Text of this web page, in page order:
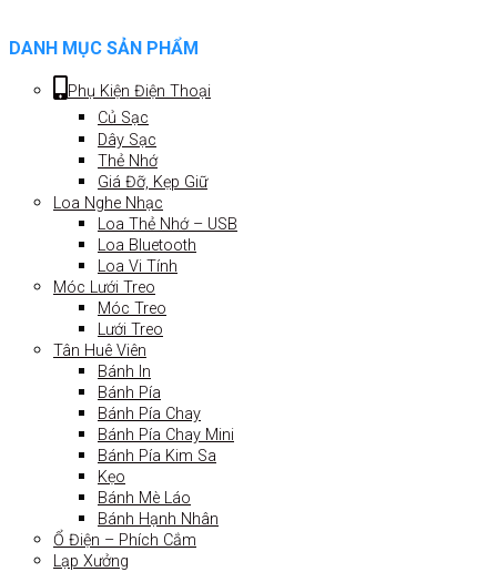
DANH MỤC SẢN PHẨM
Phụ Kiện Điện Thoại
Củ Sạc
Dây Sạc
Thẻ Nhớ
Giá Đỡ, Kẹp Giữ
Loa Nghe Nhạc
Loa Thẻ Nhớ – USB
Loa Bluetooth
Loa Vi Tính
Móc Lưới Treo
Móc Treo
Lưới Treo
Tân Huê Viên
Bánh In
Bánh Pía
Bánh Pía Chay
Bánh Pía Chay Mini
Bánh Pía Kim Sa
Kẹo
Bánh Mè Láo
Bánh Hạnh Nhân
Ổ Điện – Phích Cắm
Lạp Xưởng